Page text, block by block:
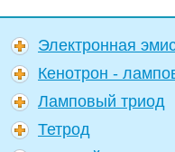
Электронная
Кенотрон -
Ламповый триод
Тетрод